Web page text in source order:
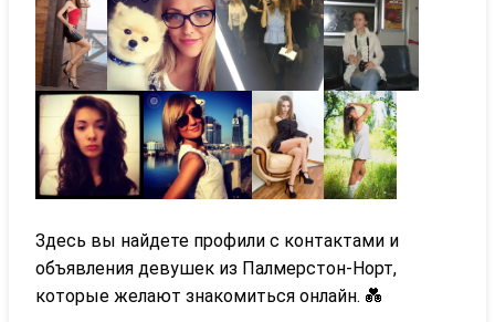
Здесь вы найдете профили с контактами и
объявления девушек из Палмерстон-Норт,
которые желают знакомиться онлайн. 💑